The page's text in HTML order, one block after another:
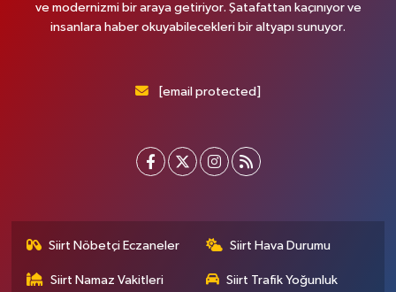
ve modernizmi bir araya getiriyor. Şatafattan kaçınıyor ve
insanlara haber okuyabilecekleri bir altyapı sunuyor.
[email protected]
Siirt Nöbetçi Eczaneler Siirt Hava Durumu
Siirt Namaz Vakitleri
Siirt Trafik Yoğunluk